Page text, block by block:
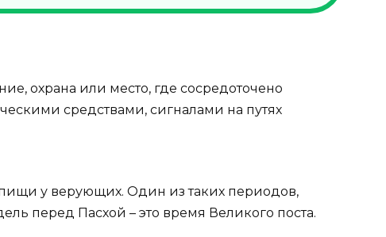
охрана или место, где сосредоточено
средствами, сигналами на путях
у верующих. Один из таких периодов,
перед Пасхой – это время Великого поста.